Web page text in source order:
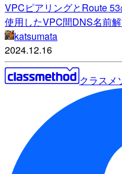
VPCピアリングとRoute
使用したVPC間DNS名前
katsumata
2024.12.16
クラスメ